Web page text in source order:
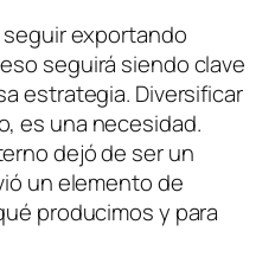
seguir exportando
seguirá siendo clave
estrategia. Diversificar
es una necesidad.
dejó de ser un
un elemento de
producimos y para